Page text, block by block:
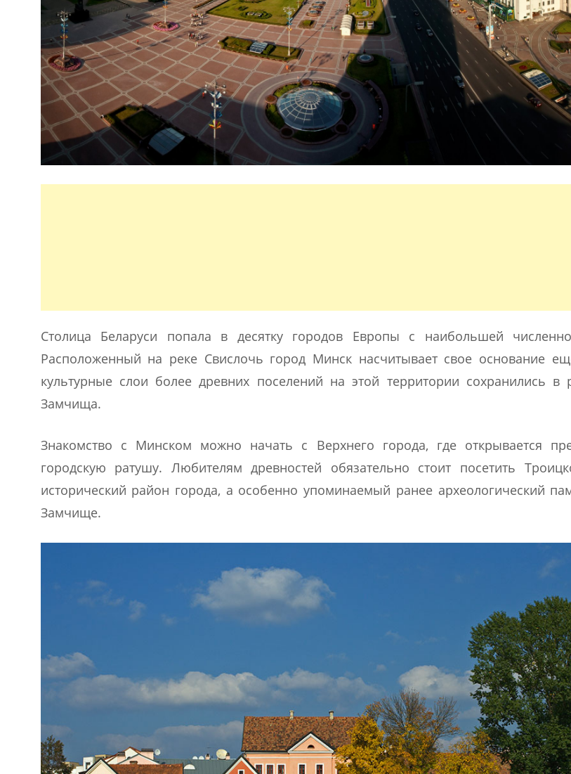
Столица Беларуси попала в десятку городов Европы с наибольшей
Расположенный на реке Свислочь город Минск насчитывает свое основание
культурные слои более древних поселений на этой территории сохранились в
Замчища.
Знакомство с Минском можно начать с Верхнего города, где открывается
городскую ратушу. Любителям древностей обязательно стоит посетить
исторический район города, а особенно упоминаемый ранее археологический
Замчище.